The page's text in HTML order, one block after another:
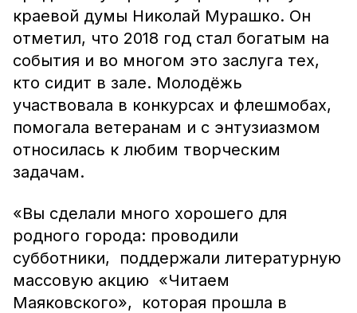
краевой думы Николай Мурашко. Он
отметил, что 2018 год стал богатым на
события и во многом это заслуга тех,
кто сидит в зале. Молодёжь
участвовала в конкурсах и флешмобах,
помогала ветеранам и с энтузиазмом
относилась к любим творческим
задачам.
«Вы сделали много хорошего для
родного города: проводили
субботники, поддержали литературную
массовую акцию «Читаем
Маяковского», которая прошла в